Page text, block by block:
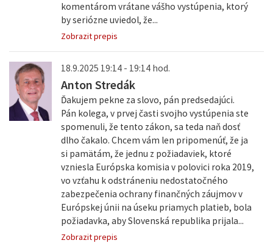
komentárom vrátane vášho vystúpenia, ktorý
by seriózne uviedol, že...
Zobrazit prepis
18.9.2025 19:14 - 19:14 hod.
Anton Stredák
Ďakujem pekne za slovo, pán predsedajúci.
Pán kolega, v prvej časti svojho vystúpenia ste
spomenuli, že tento zákon, sa teda naň dosť
dlho čakalo. Chcem vám len pripomenúť, že ja
si pamätám, že jednu z požiadaviek, ktoré
vzniesla Európska komisia v polovici roka 2019,
vo vzťahu k odstráneniu nedostatočného
zabezpečenia ochrany finančných záujmov v
Európskej únii na úseku priamych platieb, bola
požiadavka, aby Slovenská republika prijala...
Zobrazit prepis